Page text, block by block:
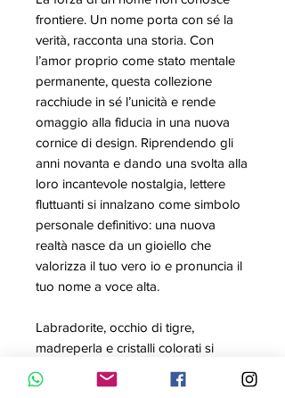
frontiere. Un nome porta con sé la
verità, racconta una storia. Con
l’amor proprio come stato mentale
permanente, questa collezione
racchiude in sé l’unicità e rende
omaggio alla fiducia in una nuova
cornice di design. Riprendendo gli
anni novanta e dando una svolta alla
loro incantevole nostalgia, lettere
fluttuanti si innalzano come simbolo
personale definitivo: una nuova
realtà nasce da un gioiello che
valorizza il tuo vero io e pronuncia il
tuo nome a voce alta.
Labradorite, occhio di tigre,
madreperla e cristalli colorati si
fondono in un ovale luminoso
leggermente squadrato che